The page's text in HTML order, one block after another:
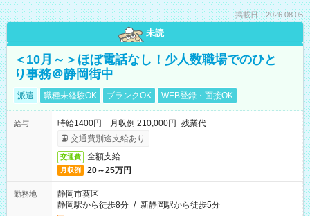
掲載日：2026.08.05
未読
＜10月～＞ほぼ電話なし！少人数職場でのひと
り事務＠静岡街中
派遣 職種未経験OK ブランクOK WEB登録・面接OK
給与
時給1400円 月収例 210,000円+残業代
交通費別途支給あり
交通費 全額支給
月収例 20～25万円
勤務地
静岡市葵区
静岡駅から徒歩8分 / 新静岡駅から徒歩5分